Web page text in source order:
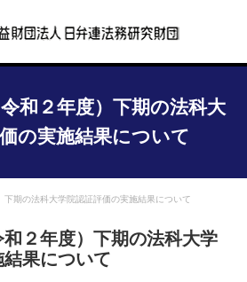
和２年度）下期の法科大
の実施結果について
下期の法科大学院認証評価の実施結果について
和２年度）下期の法科大学
果について